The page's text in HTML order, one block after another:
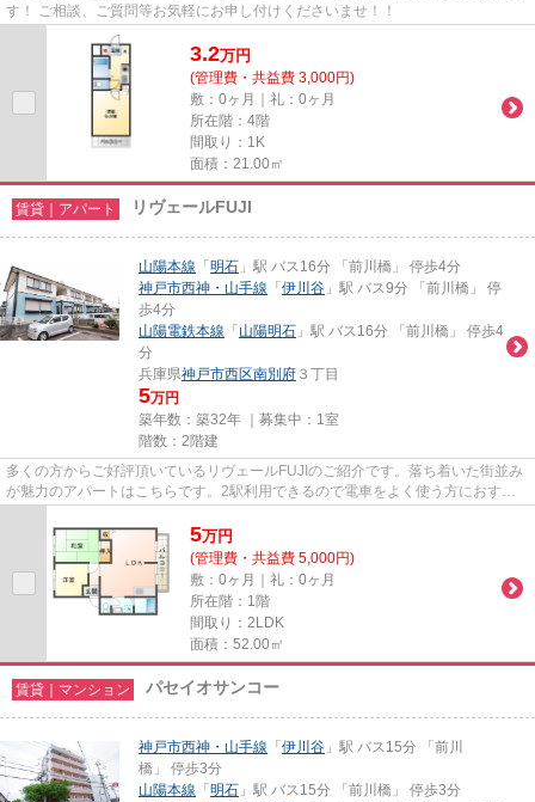
す！ ご相談、ご質問等お気軽にお申し付けくださいませ！！
3.2万円
(管理費・共益費 3,000円)
敷：0ヶ月｜礼：0ヶ月
所在階：4階
間取り：1K
面積：21.00㎡
賃貸｜アパート リヴェールFUJI
山陽本線 「 明石 」駅 バス16分 「前川橋」 停歩4分
神戸市西神・山手線 「 伊川谷 」駅 バス9分 「前川橋」 停
歩4分
山陽電鉄本線 「 山陽明石 」駅 バス16分 「前川橋」 停歩4
分
兵庫県神戸市西区南別府 ３丁目
5万円
築年数：築32年 ｜募集中： 1室
階数：2階建
多くの方からご好評頂いているリヴェールFUJIのご紹介です。落ち着いた街並み
が魅力のアパートはこちらです。2駅利用できるので電車をよく使う方におすす
5万円
(管理費・共益費 5,000円)
敷：0ヶ月｜礼：0ヶ月
所在階：1階
間取り：2LDK
面積：52.00㎡
賃貸｜マンション パセイオサンコー
神戸市西神・山手線 「 伊川谷 」駅 バス15分 「前川
橋」 停歩3分
山陽本線 「 明石 」駅 バス15分 「前川橋」 停歩3分